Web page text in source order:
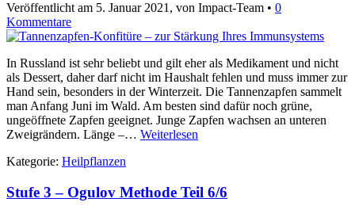
Veröffentlicht am 5. Januar 2021, von Impact-Team • 0
Kommentare
In Russland ist sehr beliebt und gilt eher als Medikament und nicht
als Dessert, daher darf nicht im Haushalt fehlen und muss immer zur
Hand sein, besonders in der Winterzeit. Die Tannenzapfen sammelt
man Anfang Juni im Wald. Am besten sind dafür noch grüne,
ungeöffnete Zapfen geeignet. Junge Zapfen wachsen an unteren
Zweigrändern. Länge –… Weiterlesen
Kategorie: Heilpflanzen
Stufe 3 – Ogulov Methode Teil 6/6